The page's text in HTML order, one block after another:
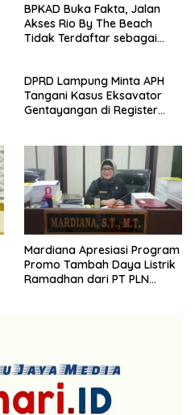
BPKAD Buka Fakta, Jalan
Akses Rio By The Beach
Tidak Terdaftar sebagai
DPRD Lampung Minta APH
Tangani Kasus Eksavator
Gentayangan di Register
Mardiana Apresiasi Program
Promo Tambah Daya Listrik
Ramadhan dari PT PLN